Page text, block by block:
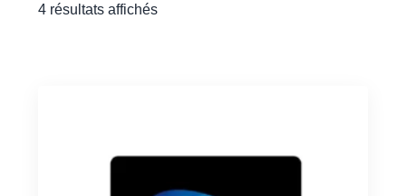
4 résultats affichés